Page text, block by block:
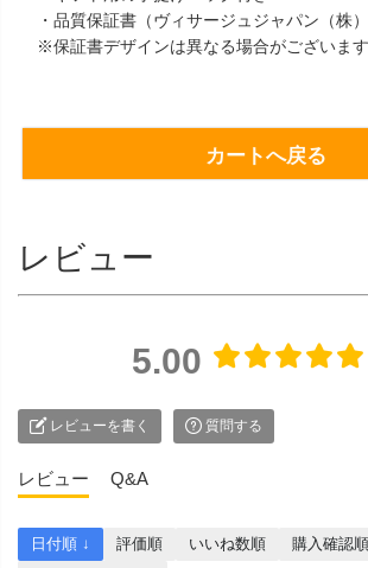
・品質保証書（ヴィサージュジャパン（株）
※保証書デザインは異なる場合がございます
カートへ戻る
レビュー
5.00
レビューを書く 質問する
レビュー Q&A
日付順 ↓ 評価順 いいね数順 購入確認順